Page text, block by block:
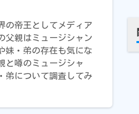
の帝王としてメディア
父親はミュージシャン
妹・弟の存在も気にな
と噂のミュージシャ
弟について調査してみ